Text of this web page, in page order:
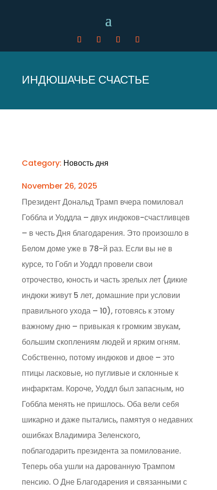
ИНДЮШАЧЬЕ СЧАСТЬЕ
Category: Новость дня
November 26, 2025
Президент Дональд Трамп вчера помиловал
Гоббла и Уоддла – двух индюков-счастливцев
– в честь Дня благодарения. Это произошло в
Белом доме уже в 78-й раз. Если вы не в
курсе, то Гобл и Уоддл провели свои
отрочество, юность и часть зрелых лет (дикие
индюки живут 5 лет, домашние при условии
правильного ухода – 10), готовясь к этому
важному дню – привыкая к громким звукам,
большим скоплениям людей и ярким огням.
Собственно, потому индюков и двое – это
птицы ласковые, но пугливые и склонные к
инфарктам. Короче, Уоддл был запасным, но
Гоббла менять не пришлось. Оба вели себя
шикарно и даже пытались, памятуя о недавних
ошибках Владимира Зеленского,
поблагодарить президента за помилование.
Теперь оба ушли на дарованную Трампом
пенсию. О Дне Благодарения и связанными с